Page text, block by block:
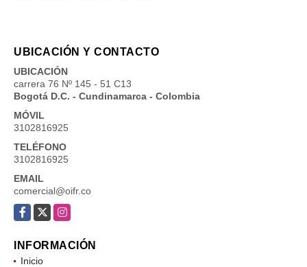
UBICACIÓN Y CONTACTO
UBICACIÓN
carrera 76 Nº 145 - 51 C13
Bogotá D.C. - Cundinamarca - Colombia
MÓVIL
3102816925
TELÉFONO
3102816925
EMAIL
comercial@oifr.co
Facebook
X Instagram
INFORMACIÓN
Inicio